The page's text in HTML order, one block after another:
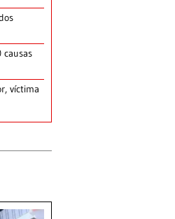
causas
víctima